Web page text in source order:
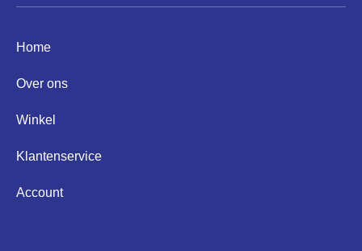
Home
Over ons
Winkel
Klantenservice
Account